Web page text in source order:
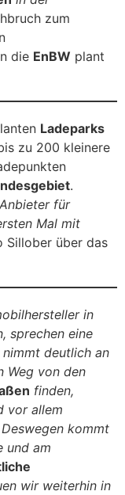
zum
die EnBW plant
Ladeparks
zu 200 kleinere
.
für
Mal mit
Sillober über das
in
sprechen eine
nimmt deutlich an
Weg von den
finden,
vor allem
kommt
und am
wir weiterhin in